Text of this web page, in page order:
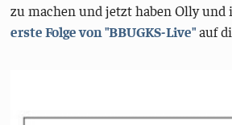
zu machen und jetzt haben Olly und
erste Folge von "BBUGKS-Live"auf